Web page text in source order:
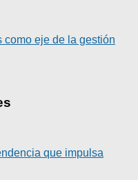
como eje de la gestión
que impulsa